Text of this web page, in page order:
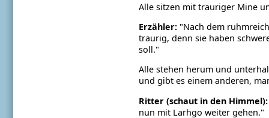
Alle sitzen mit trauriger Mine
Erzähler:"Nach dem
traurig, denn sie haben
soll."
Alle stehen herum und
und gibt es einem anderen,
Ritter (schaut in den Himmel):
nun mit Larhgo weiter gehen."